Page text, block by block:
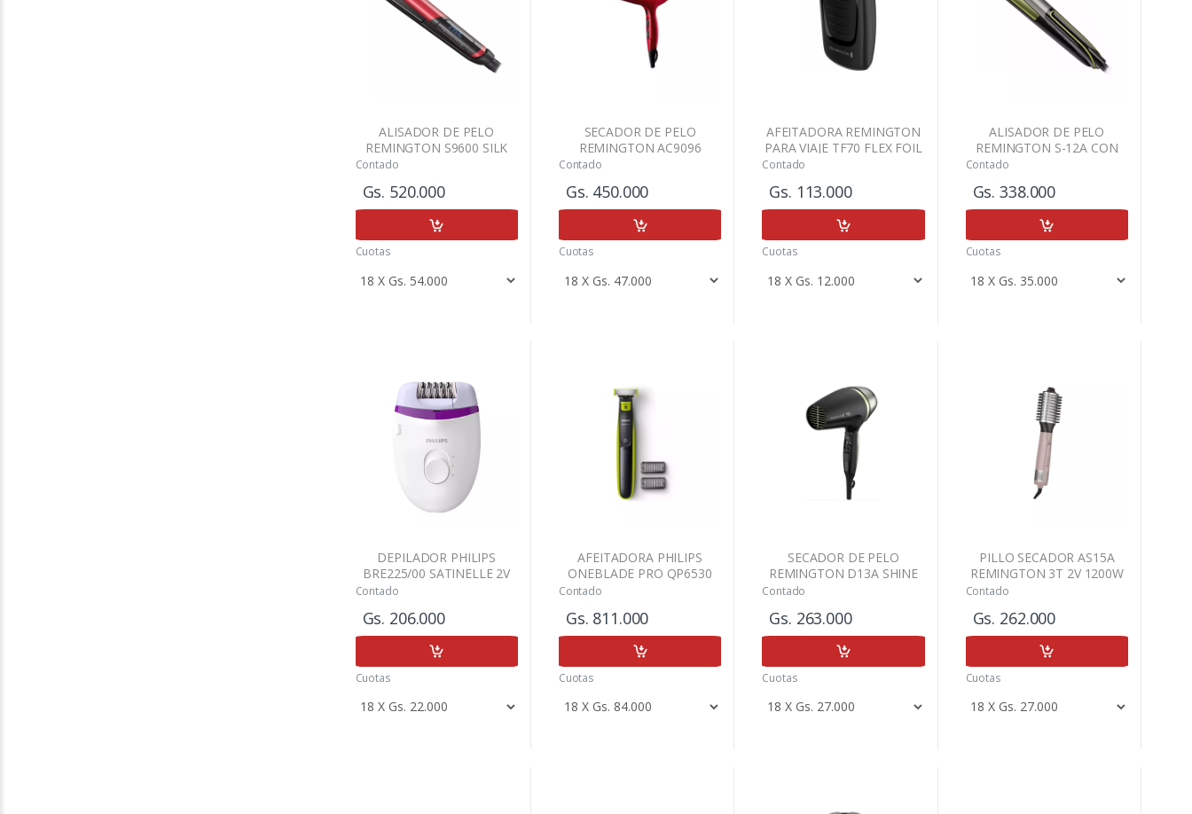
ALISADOR DE PELO
REMINGTON S9600 SILK
Contado
Gs. 520.000
Cuotas
SECADOR DE PELO
REMINGTON AC9096
Contado
Gs. 450.000
Cuotas
AFEITADORA REMINGTON
PARA VIAJE TF70 FLEX FOIL
Contado
Gs. 113.000
Cuotas
ALISADOR DE PELO
REMINGTON S-12A CON
AGUACATE #Enamorados
Contado
Gs. 338.000
Cuotas
DEPILADOR PHILIPS
BRE225/00 SATINELLE 2V
C/CABLE 220V
Contado
Gs. 206.000
Cuotas
AFEITADORA PHILIPS
ONEBLADE PRO QP6530
USO ROSTRO HUMEDO Y
Contado
Gs. 811.000
Cuotas
SECADOR DE PELO
REMINGTON D13A SHINE
THERAPY AVOCA
Contado
Gs. 263.000
Cuotas
PILLO SECADOR AS15A
REMINGTON 3T 2V 1200W
Contado
Gs. 262.000
Cuotas